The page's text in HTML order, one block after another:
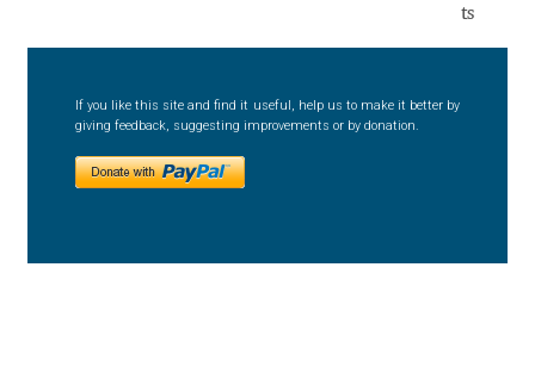
Eben Sorkin
Eduardo Tunni
ts
If you like this site and find it useful, help us to make it better by
giving feedback, suggesting improvements or by donation.